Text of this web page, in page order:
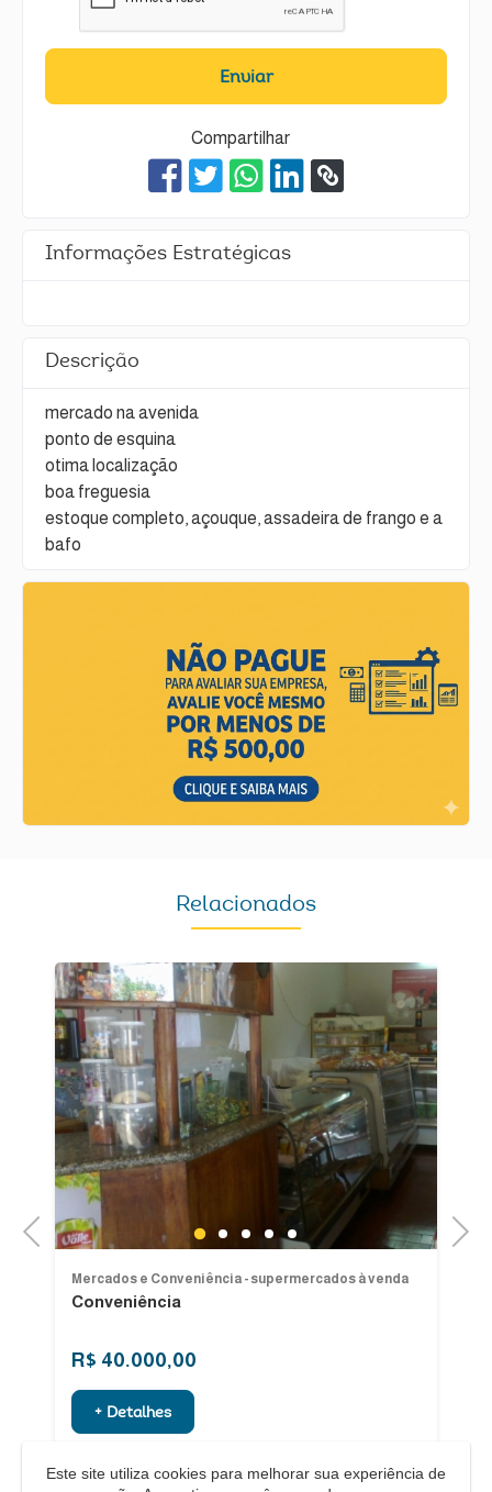
Enviar
Compartilhar
Informações Estratégicas
Descrição
mercado na avenida
ponto de esquina
otima localização
boa freguesia
estoque completo, açouque, assadeira de frango e a
bafo
Relacionados
Previous 1 2 3 4 5
Mercados e Conveniência - supermercados à venda
Conveniência
R$ 40.000,00
+ Detalhes
Next
Este site utiliza cookies para melhorar sua experiência de